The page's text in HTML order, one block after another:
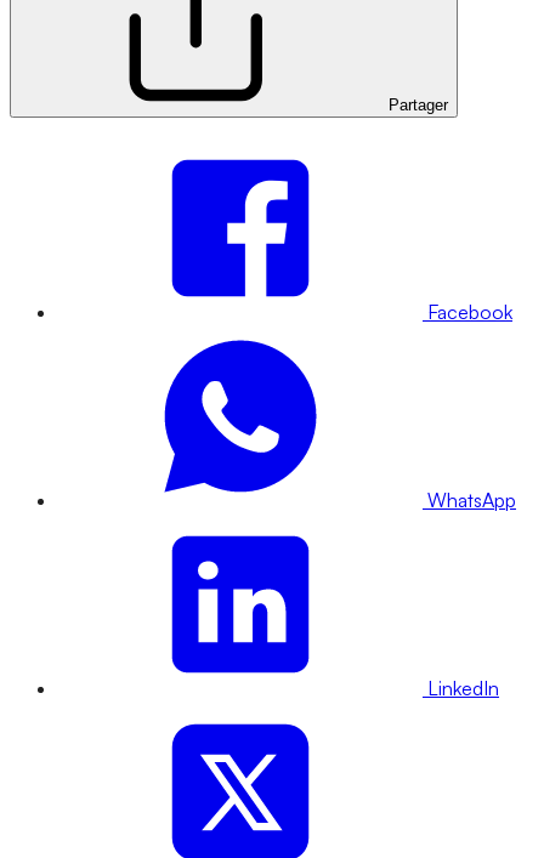
Partager
Facebook
WhatsApp
LinkedIn